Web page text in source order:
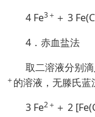
4 Fe3＋ ＋ 3
4．赤血盐法
取二溶液分别
＋ 的溶液，无滕氏蓝
3 Fe2＋ ＋ 2